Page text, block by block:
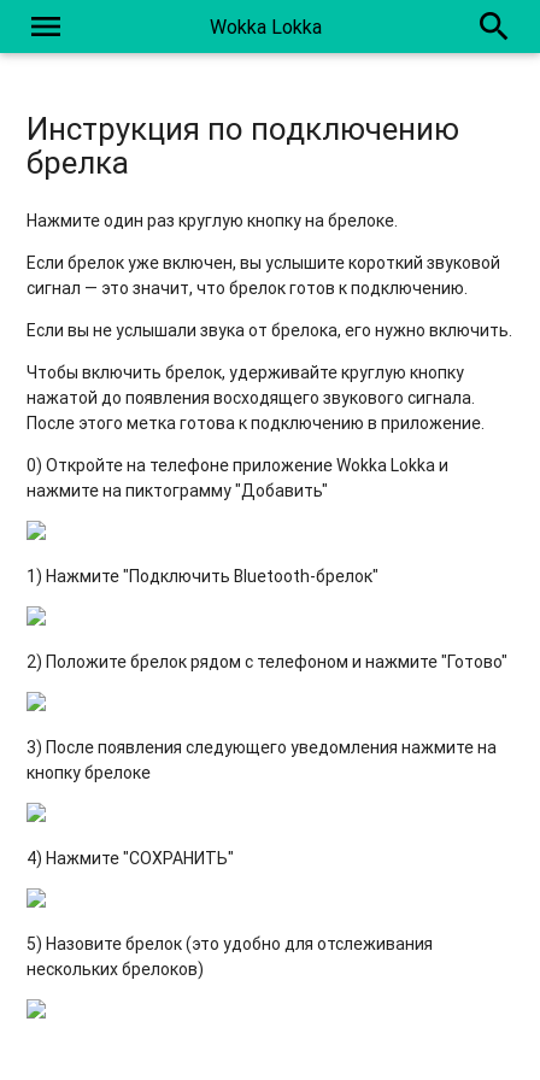
menu Wokka Lokka search
Инструкция по подключению
брелка
Нажмите один раз круглую кнопку на брелоке.
Если брелок уже включен, вы услышите короткий звуковой
сигнал — это значит, что брелок готов к подключению.
Если вы не услышали звука от брелока, его нужно включить.
Чтобы включить брелок, удерживайте круглую кнопку
нажатой до появления восходящего звукового сигнала.
После этого метка готова к подключению в приложение.
0) Откройте на телефоне приложение Wokka Lokka и
нажмите на пиктограмму "Добавить"
1) Нажмите "Подключить Bluetooth-брелок"
2) Положите брелок рядом с телефоном и нажмите "Готово"
3) После появления следующего уведомления нажмите на
кнопку брелоке
4) Нажмите "СОХРАНИТЬ"
5) Назовите брелок (это удобно для отслеживания
нескольких брелоков)